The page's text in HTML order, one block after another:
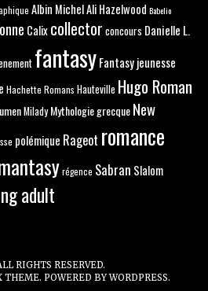
Albin MichelAli Hazelwood Babelio
Calixcollector concours Danielle L.
fantasyFantasy jeunesse
Hachette Romans Hauteville Hugo Roman
MiladyMythologie grecqueNew
polémique Rageot romance
régence Sabran Slalom
adult
RIGHTS RESERVED.
THEME. POWERED BY WORDPRESS.